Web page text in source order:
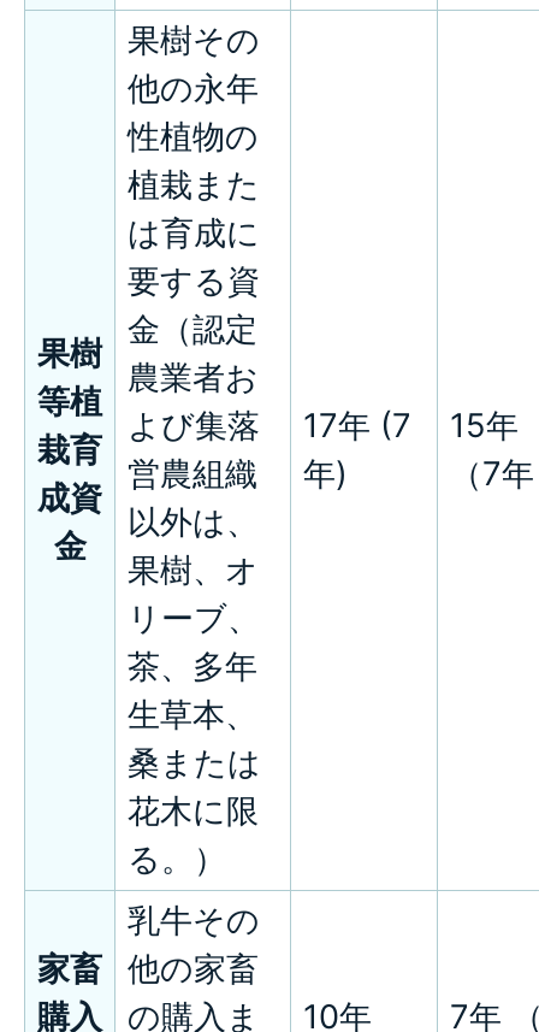
果樹
等植
栽育
成資
金
果樹その
他の永年
性植物の
植栽また
は育成に
要する資
金（認定
農業者お
よび集落
営農組織
以外は、
果樹、オ
リーブ、
茶、多年
生草本、
桑または
花木に限
る。）
17年 (7
年)
15年
（7
家畜
購入
乳牛その
他の家畜
の購入ま
10年
7年